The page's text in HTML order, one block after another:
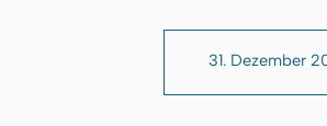
31. Dezember